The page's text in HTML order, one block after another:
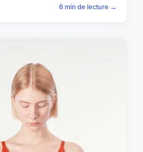
6 min de lecture →